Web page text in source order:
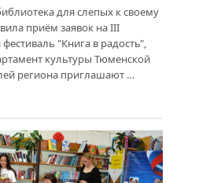
для слепых к своему
приём заявок на III
"Книга в радость",
культуры Тюменской
региона приглашают …